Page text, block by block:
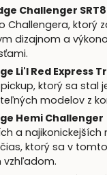
Challenger SRT8
Challengera, ktorý
dizajnom a
Li'l Red Express
ktorý sa stal
modelov z
Hemi Challenger
a najikonickejších
ktorý sa v
vzhľadom.